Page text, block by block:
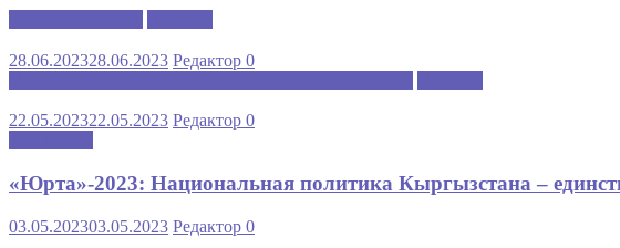
28.06.202328.06.2023 Редактор 0
22.05.202322.05.2023 Редактор 0
«Юрта»-2023: Национальная политика Кыргызстана –
03.05.202303.05.2023 Редактор 0